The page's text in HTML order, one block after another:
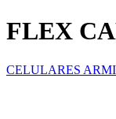
FLEX
CELULARES